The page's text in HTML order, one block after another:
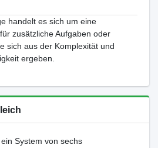
handelt es sich um eine
zusätzliche Aufgaben oder
sich aus der Komplexität und
ergeben.
System von sechs